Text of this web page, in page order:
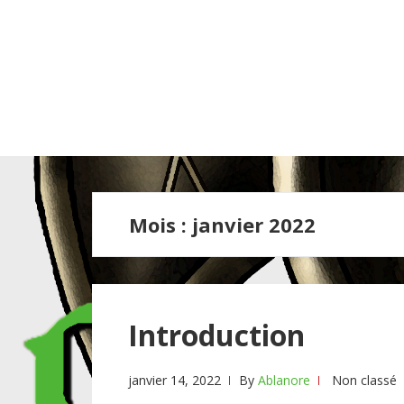
Mois : janvier 2022
Introduction
janvier 14, 2022 By Ablanore Non classé